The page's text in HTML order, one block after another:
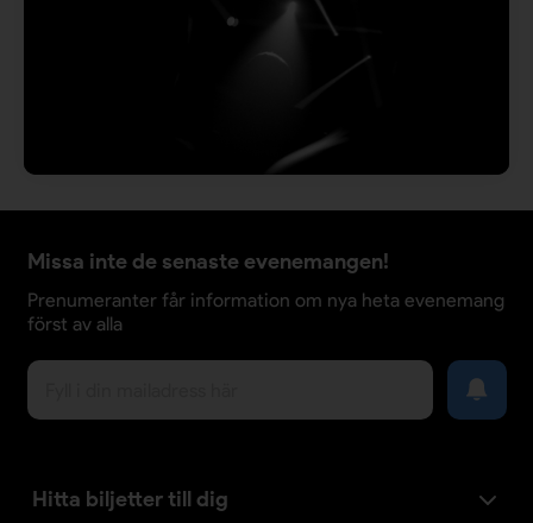
Missa inte de senaste evenemangen!
Prenumeranter får information om nya heta evenemang
först av alla
Hitta biljetter till dig